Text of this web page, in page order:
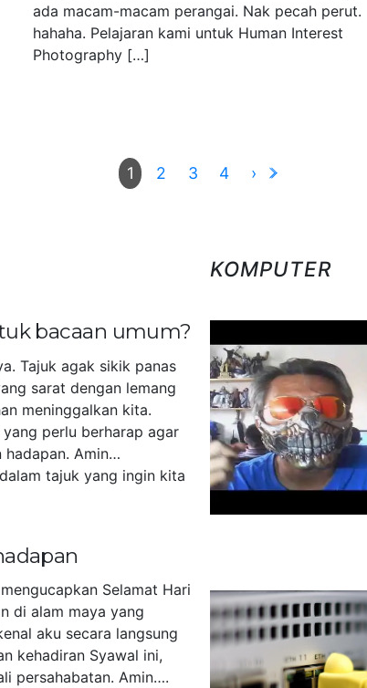
ada macam-macam perangai. Nak pecah perut.
hahaha. Pelajaran kami untuk Human Interest
Photography […]
1 2 3 4 ›
bacaan umum?
Tajuk agak sikik panas
sarat dengan lemang
meninggalkan kita.
perlu berharap agar
hadapan. Amin…
tajuk yang ingin kita
Selamat Hari
di alam maya yang
aku secara langsung
kehadiran Syawal ini,
persahabatan. Amin….
KOMPUTER